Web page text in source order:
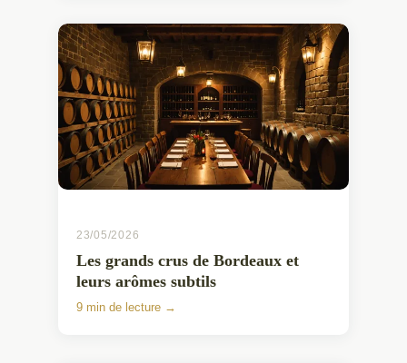
23/05/2026
Les grands crus de Bordeaux et
leurs arômes subtils
9 min de lecture →